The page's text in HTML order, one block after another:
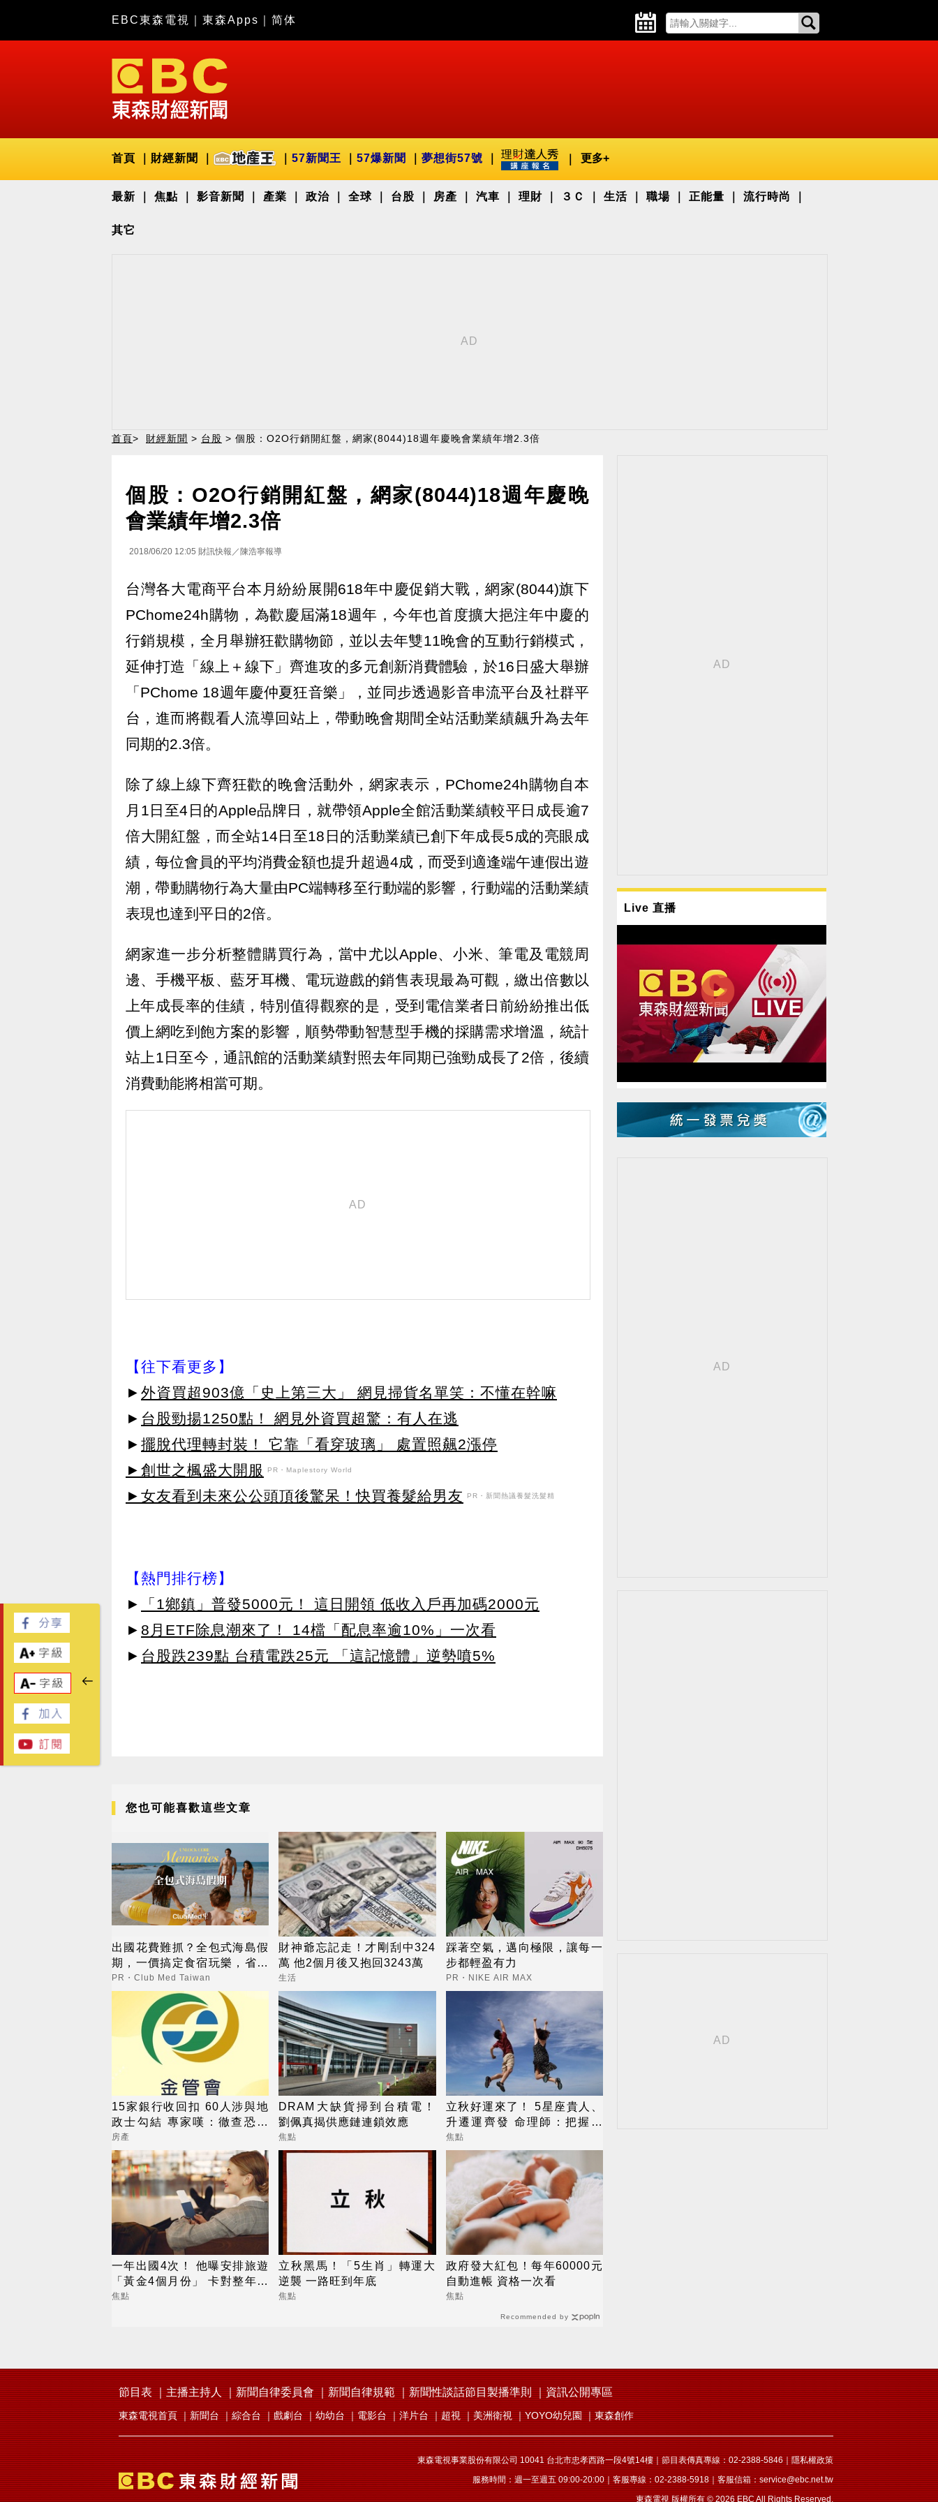
EBC東森電視 東森Apps 简体
首頁 財經新聞 57新聞王 57爆新聞 夢想街57號 更多+
最新 焦點 影音新聞 產業 政治 全球 台股 房產 汽車 理財 ３Ｃ 生活 職場 正能量 流行時尚
其它
首頁> 財經新聞 > 台股 > 個股：O2O行銷開紅盤，網家(8044)18週年慶晚會業績年增2.3倍
個股：O2O行銷開紅盤，網家(8044)18週年慶晚
會業績年增2.3倍
2018/06/20 12:05 財訊快報／陳浩寧報導
台灣各大電商平台本月紛紛展開618年中慶促銷大戰，網家(8044)旗下
PChome24h購物，為歡慶屆滿18週年，今年也首度擴大挹注年中慶的
行銷規模，全月舉辦狂歡購物節，並以去年雙11晚會的互動行銷模式，
延伸打造「線上＋線下」齊進攻的多元創新消費體驗，於16日盛大舉辦
「PChome 18週年慶仲夏狂音樂」，並同步透過影音串流平台及社群平
台，進而將觀看人流導回站上，帶動晚會期間全站活動業績飆升為去年
同期的2.3倍。
除了線上線下齊狂歡的晚會活動外，網家表示，PChome24h購物自本
月1日至4日的Apple品牌日，就帶領Apple全館活動業績較平日成長逾7
倍大開紅盤，而全站14日至18日的活動業績已創下年成長5成的亮眼成
績，每位會員的平均消費金額也提升超過4成，而受到適逢端午連假出遊
潮，帶動購物行為大量由PC端轉移至行動端的影響，行動端的活動業績
表現也達到平日的2倍。
網家進一步分析整體購買行為，當中尤以Apple、小米、筆電及電競周
邊、手機平板、藍牙耳機、電玩遊戲的銷售表現最為可觀，繳出倍數以
上年成長率的佳績，特別值得觀察的是，受到電信業者日前紛紛推出低
價上網吃到飽方案的影響，順勢帶動智慧型手機的採購需求增溫，統計
站上1日至今，通訊館的活動業績對照去年同期已強勁成長了2倍，後續
消費動能將相當可期。
【往下看更多】
► 外資買超903億「史上第三大」 網見掃貨名單笑：不懂在幹嘛
► 台股勁揚1250點！ 網見外資買超驚：有人在逃
► 擺脫代理轉封裝！ 它靠「看穿玻璃」 處置照飆2漲停
►創世之楓盛大開服
PR・Maplestory World
►女友看到未來公公頭頂後驚呆！快買養髮給男友 PR・新聞熱議養髮洗髮精
【熱門排行榜】
►
「1鄉鎮」普發5000元！ 這日開領 低收入戶再加碼2000元
► 8月ETF除息潮來了！ 14檔「配息率逾10%」一次看
► 台股跌239點 台積電跌25元 「這記憶體」逆勢噴5%
您也可能喜歡這些文章
出國花費難抓？全包式海島假
期，一價搞定食宿玩樂，省錢
更省心！
PR・Club Med Taiwan
財神爺忘記走！才剛刮中324
萬 他2個月後又抱回3243萬
生活
踩著空氣，邁向極限，讓每一
步都輕盈有力
PR・NIKE AIR MAX
15家銀行收回扣 60人涉與地
政士勾結 專家嘆：徹查恐血
流成河
房產
DRAM大缺貨掃到台積電！
劉佩真揭供應鏈連鎖效應
焦點
立秋好運來了！ 5星座貴人、
升遷運齊發 命理師：把握黃
金轉運期
焦點
一年出國4次！ 他曝安排旅遊
「黃金4個月份」 卡對整年活
在期待中
焦點
立秋黑馬！「5生肖」轉運大
逆襲 一路旺到年底
焦點
政府發大紅包！每年60000元
自動進帳 資格一次看
焦點
Recommended by
Live 直播
節目表 主播主持人 新聞自律委員會 新聞自律規範 新聞性談話節目製播準則 資訊公開專區
東森電視首頁 新聞台 綜合台 戲劇台 幼幼台 電影台 洋片台 超視 美洲衛視 YOYO幼兒園 東森創作
東森電視事業股份有限公司 10041 台北市忠孝西路一段4號14樓｜節目表傳真專線：02-2388-5846｜隱私權政策
服務時間：週一至週五 09:00-20:00｜客服專線：02-2388-5918｜客服信箱：service@ebc.net.tw
東森電視 版權所有 © 2026 EBC All Rights Reserved.